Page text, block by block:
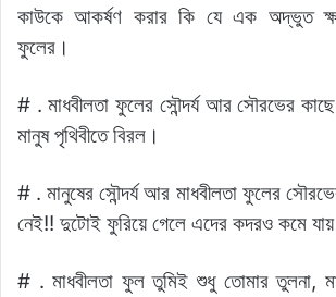
কাউকে আকর্ষণ করার কি যে এক অদ্ভুত
ফুলের।
# . মাধবীলতা ফুলের সৌন্দর্য আর সৌরভের
মানুষ পৃথিবীতে বিরল।
# . মানুষের সৌন্দর্য আর মাধবীলতা ফুলের
নেই!! দুটোই ফুরিয়ে গেলে এদের কদরও কমে
# . মাধবীলতা ফুল তুমিই শুধু তোমার তুলনা,